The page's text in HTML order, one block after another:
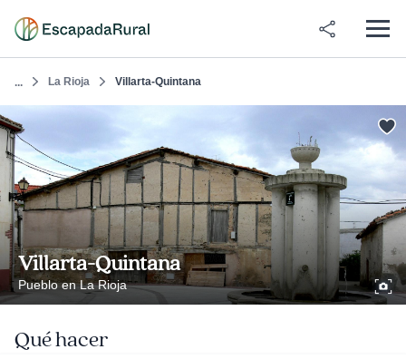
... La Rioja Villarta-Quintana
Villarta-Quintana
Pueblo en La Rioja
Qué hacer